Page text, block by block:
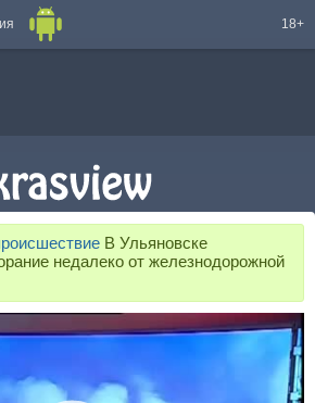
18+
В Ульяновске
недалеко от железнодорожной